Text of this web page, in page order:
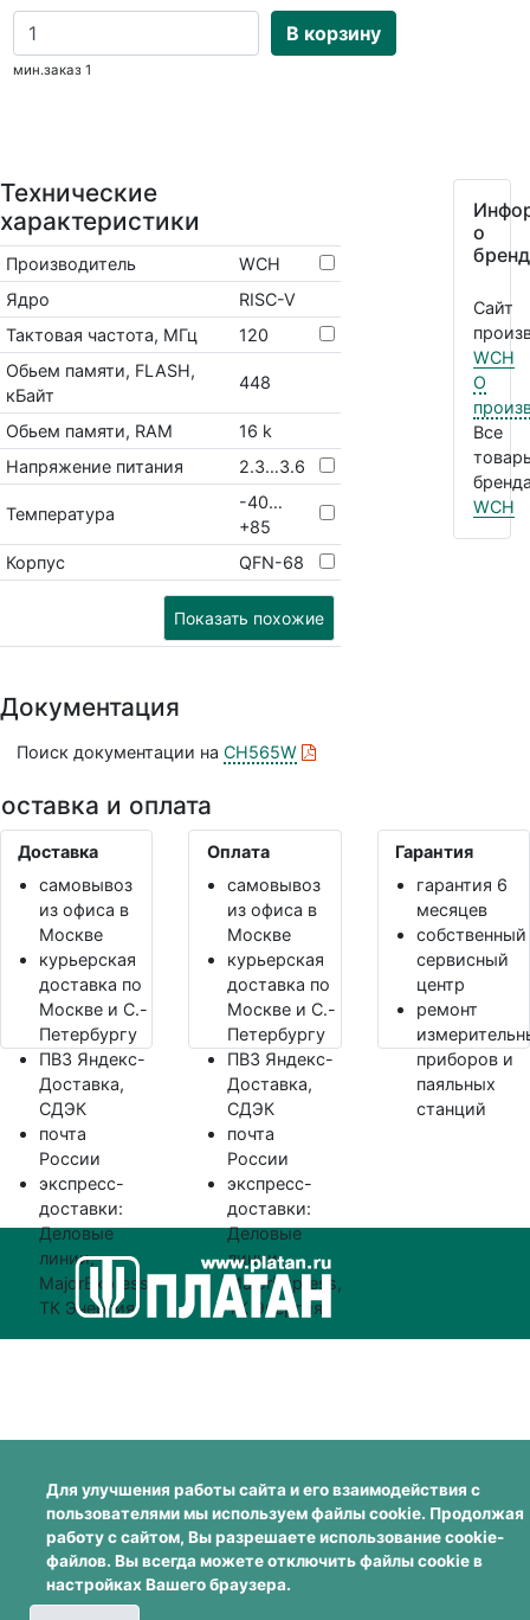
В корзину
мин.заказ 1
Технические
характеристики
Производитель
WCH
Ядро
RISC-V
Тактовая частота, МГц
120
Обьем памяти, FLASH,
кБайт
448
Обьем памяти, RAM
16 k
Напряжение питания
2.3…3.6
Температура
-40…
+85
Корпус
QFN-68
Показать похожие
о
Сайт
WCH
О
Все
WCH
Документация
Поиск документации наCH565W
и оплата
Доставка
самовывоз
из офиса в
Москве
курьерская
доставка по
Москве и С.-
Петербургу
ПВЗ Яндекс-
Доставка,
СДЭК
почта
России
экспресс-
доставки:
Деловые
линии,
MajorExpress,
ТК Энергия
Оплата
самовывоз
из офиса в
Москве
курьерская
доставка по
Москве и С.-
Петербургу
ПВЗ Яндекс-
Доставка,
СДЭК
почта
России
экспресс-
доставки:
Деловые
линии,
MajorExpress,
ТК Энергия
Гарантия
гарантия 6
месяцев
собственный
сервисный
центр
ремонт
приборов и
паяльных
станций
Для улучшения работы сайта и его взаимодействия с
пользователями мы используем файлы cookie. Продолжая
работу с сайтом, Вы разрешаете использование cookie-
файлов. Вы всегда можете отключить файлы cookie в
настройках Вашего браузера.